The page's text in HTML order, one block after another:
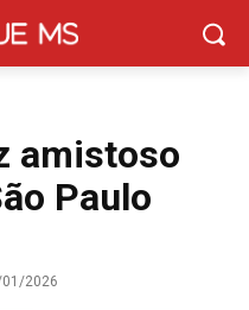
amistoso
Paulo
01/2026